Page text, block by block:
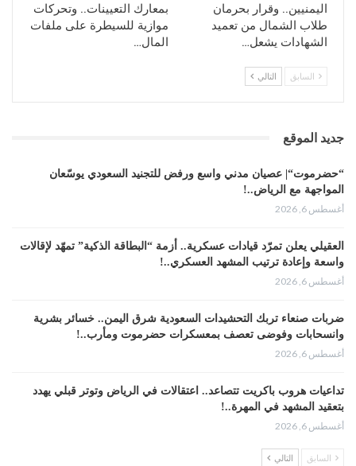
اليمنيين.. وقرار بحرمان
طلاب الشمال من تعميد
الشهادات يشعل…
بمعارك التعيينات.. وتحركات
موازية للسيطرة على ملفات
المال…
السابق التالي
جديد الموقع
“حضرموت“| عصيان مدني واسع ورفض للتجنيد السعودي يوسّعان
المواجهة مع الرياض..!
أغسطس 6, 2026
العقيلي يعلن تمرّد قيادات عسكرية.. أزمة “البطاقة الذكية” تمهّد لإقالات
واسعة وإعادة ترتيب المشهد العسكري..!
أغسطس 6, 2026
ضربات صنعاء تربك التحشيدات السعودية شرق اليمن.. خسائر بشرية
وانسحابات وفوضى تعصف بمعسكرات حضرموت ومأرب..!
أغسطس 6, 2026
تداعيات هروب باكريت تتصاعد.. اعتقالات في الرياض وتوتر قبلي يهدد
بتعقيد المشهد في المهرة..!
أغسطس 6, 2026
“حضرموت“| في تصعيد غير مسبوق.. انتشار فصيل “مكافحة الإرهاب”
السابق التالي